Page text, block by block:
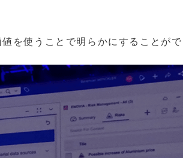
を使うことで明らかにすることがで